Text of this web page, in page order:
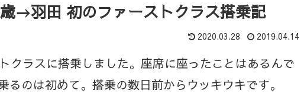
→羽田 初のファーストクラス搭乗記
2020.03.28 2019.04.14
クラスに搭乗しました。座席に座ったことはあるんで
るのは初めて。搭乗の数日前からウッキウキです。